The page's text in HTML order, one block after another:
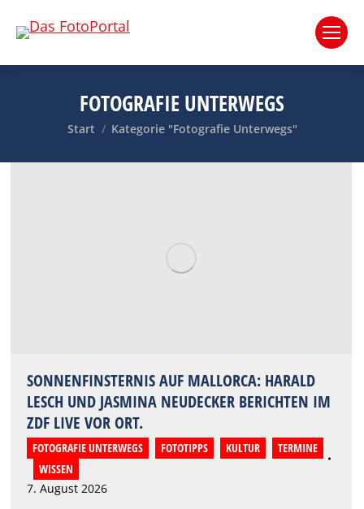
FOTOGRAFIE UNTERWEGS
Sie befinden sich hier:
Start Kategorie "Fotografie Unterwegs"
SONNENFINSTERNIS AUF MALLORCA: HARALD
LESCH UND JASMINA NEUDECKER BERICHTEN IM
ZDF LIVE VOR ORT.
FOTOGRAFIE UNTERWEGS FOTOTIPPS KULTUR
TERMINE
WISSEN
7. August 2026